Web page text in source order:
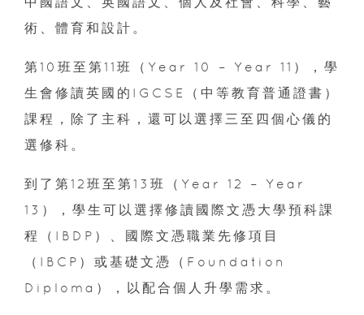
術、體育和設計。
第10班至第11班（Year 10 – Year 11），學
生會修讀英國的IGCSE（中等教育普通證書）
課程，除了主科，還可以選擇三至四個心儀的
選修科。
到了第12班至第13班（Year 12 – Year
13），學生可以選擇修讀國際文憑大學預科課
程（IBDP）、國際文憑職業先修項目
（IBCP）或基礎文憑（Foundation
Diploma），以配合個人升學需求。